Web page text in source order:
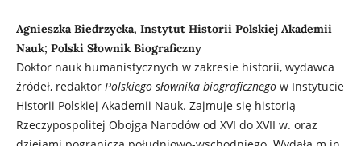
Agnieszka Biedrzycka, Instytut Historii Polskiej Akademii
Nauk; Polski Słownik Biograficzny
Doktor nauk humanistycznych w zakresie historii, wydawca
źródeł, redaktor Polskiego słownika biograficznegow Instytucie
Historii Polskiej Akademii Nauk. Zajmuje się historią
Rzeczypospolitej Obojga Narodów od XVI do XVII w. oraz